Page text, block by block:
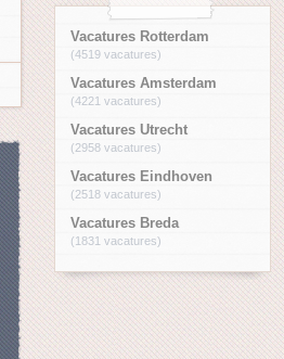
Vacatures Rotterdam
(4519 vacatures)
Vacatures Amsterdam
(4221 vacatures)
Vacatures Utrecht
(2958 vacatures)
Vacatures Eindhoven
(2518 vacatures)
Vacatures Breda
(1831 vacatures)